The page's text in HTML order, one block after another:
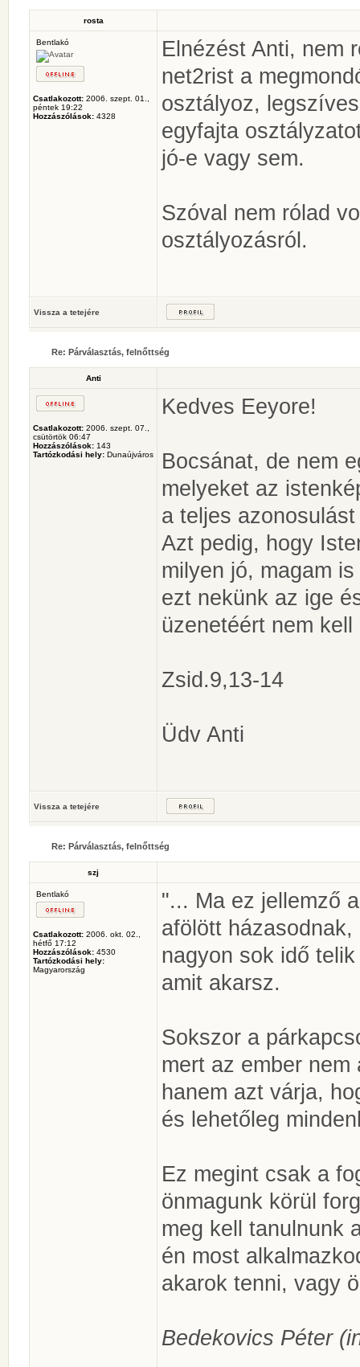
rosta
Bentlakó
Csatlakozott: 2006. szept. 01.,
péntek 19:22
Hozzászólások: 4328
Elnézést Anti, nem
net2rist a
osztályoz,
egyfajta
jó-e vagy sem.
Szóval nem rólad
osztályozásról.
Vissza a tetejére
Re: Párválasztás, felnőttség
Anti
Csatlakozott: 2006. szept. 07.,
csütörtök 06:47
Hozzászólások: 143
Tartózkodási hely: Dunaújváros
Kedves Eeyore!
Bocsánat, de nem
melyeket az
a teljes
Azt pedig, hogy
milyen jó, magam
ezt nekünk az ige
üzenetéért nem
Zsid.9,13-14
Üdv Anti
Vissza a tetejére
Re: Párválasztás, felnőttség
szj
Bentlakó
Csatlakozott: 2006. okt. 02.,
hétfő 17:12
Hozzászólások: 4530
Tartózkodási hely:
Magyarország
"... Ma ez jellemző
afölött
nagyon sok idő
amit akarsz.
Sokszor a
mert az ember
hanem azt várja,
és lehetőleg
Ez megint csak a
önmagunk körül
meg kell tanulnunk
én most
akarok tenni, vagy
Bedekovics Péter